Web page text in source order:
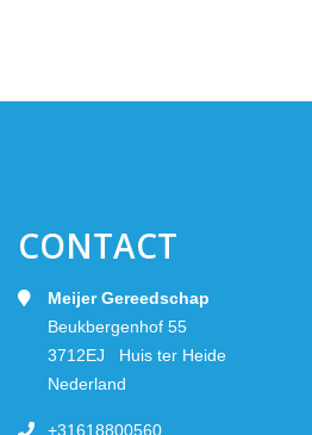
CONTACT
Meijer Gereedschap
Beukbergenhof 55
3712EJ Huis ter Heide
Nederland
+31618800560